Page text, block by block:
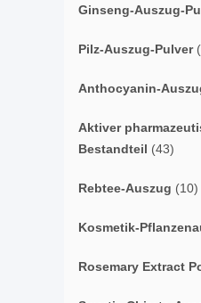
Ginseng-Auszug-
Pilz-Auszug-Pulver
Anthocyanin-
Aktiver
Bestandteil (43)
Rebtee-Auszug (10)
Kosmetik-
Rosemary Extract